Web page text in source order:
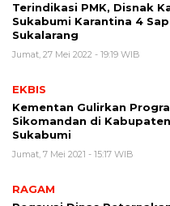
Terindikasi PMK, Disnak
Sukabumi Karantina 4
Sukalarang
Jumat, 27 Mei 2022 - 19:19 WIB
EKBIS
Kementan Gulirkan
Sikomandan di Kabupaten
Sukabumi
Jumat, 7 Mei 2021 - 15:17 WIB
RAGAM